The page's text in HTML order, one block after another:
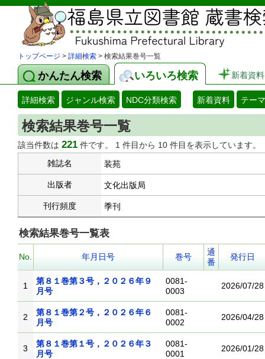
トップページ > 詳細検索 > 検索結果巻号一覧
かんたん検索 いろいろ検索 新着資料
詳細検索 ジャンル検索 NDC分類検索 新着資料 テー
検索結果巻号一覧
該当件数は 221 件です。 1 件目から 10 件目を表示しています。
雑誌名
装苑
出版者 文化出版局
刊行頻度 季刊
検索結果巻号一覧表
No. 年月日号 巻号
通
番
発行日
1
第８１巻第３号，２０２６年９
月号
0081-
0003
2026/07/28
2
第８１巻第２号，２０２６年６
月号
0081-
0002
2026/04/28
3
第８１巻第１号，２０２６年３
月号
0081-
0001
2026/01/28